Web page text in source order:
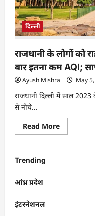
दिल्ली
राजधानी के लोगों को
बार इतना कम AQI;
Ayush Mishra May
राजधानी दिल्ली में साल
से नीचे...
Read More
Trending
आंध्र प्रदेश
इंटरनेशनल